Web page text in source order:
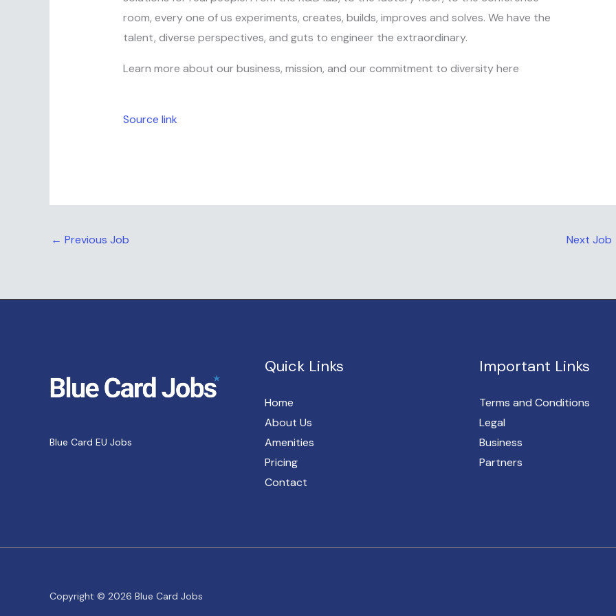
room, every one of us experiments, creates, builds, improves and solves. We have the
talent, diverse perspectives, and guts to engineer the extraordinary.
Learn more about our business, mission, and our commitment to diversity here
Source link
← Previous Job Next Job
Blue Card EU Jobs
Quick Links
Home
About Us
Amenities
Pricing
Contact
Important Links
Terms and Conditions
Legal
Business
Partners
Copyright © 2026 Blue Card Jobs